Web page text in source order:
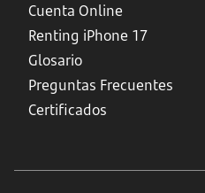
Cuenta Online
Renting iPhone 17
Glosario
Preguntas Frecuentes
Certificados